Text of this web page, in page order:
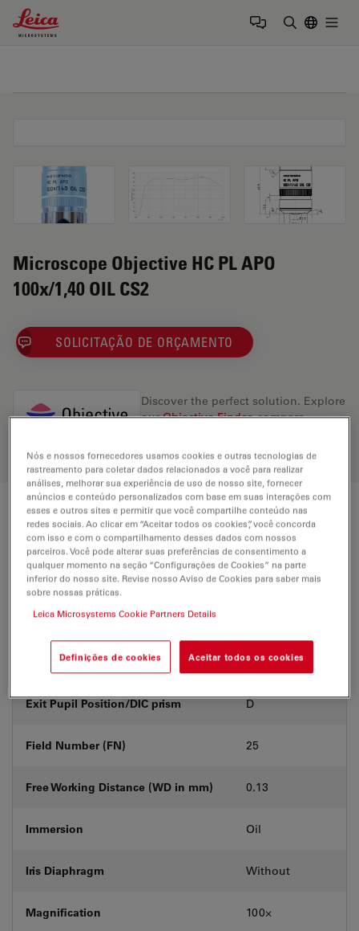
Leica Microsystems Logo
Microscope Objective HC PL APO
100x/1,40 OIL CS2
SOLICITAÇÃO DE ORÇAMENTO
Discover the perfect solution. Explore
ourObjective Finder, compare
your needs.
Technical Specs
Product Number 11506372
Correction Ring (CORR)
Coverglass With
Exit Pupil Position/DIC prism D
Field Number (FN) 25
Free Working Distance (WD in mm) 0.13
Immersion Oil
Iris Diaphragm Without
Magnification 100⨉
Nós e nossos fornecedores usamos cookies e outras tecnologias de
rastreamento para coletar dados relacionados a você para realizar
análises, melhorar sua experiência de uso de nosso site, fornecer
anúncios e conteúdo personalizados com base em suas interações com
esses e outros sites e permitir que você compartilhe conteúdo nas
redes sociais. Ao clicar em “Aceitar todos os cookies”, você concorda
com isso e com o compartilhamento desses dados com nossos
parceiros. Você pode alterar suas preferências de consentimento a
qualquer momento na seção “Configurações de Cookies” na parte
inferior do nosso site. Revise nosso Aviso de Cookies para saber mais
sobre nossas práticas.
Leica Microsystems Cookie Partners Details
Definições de cookies Aceitar todos os cookies